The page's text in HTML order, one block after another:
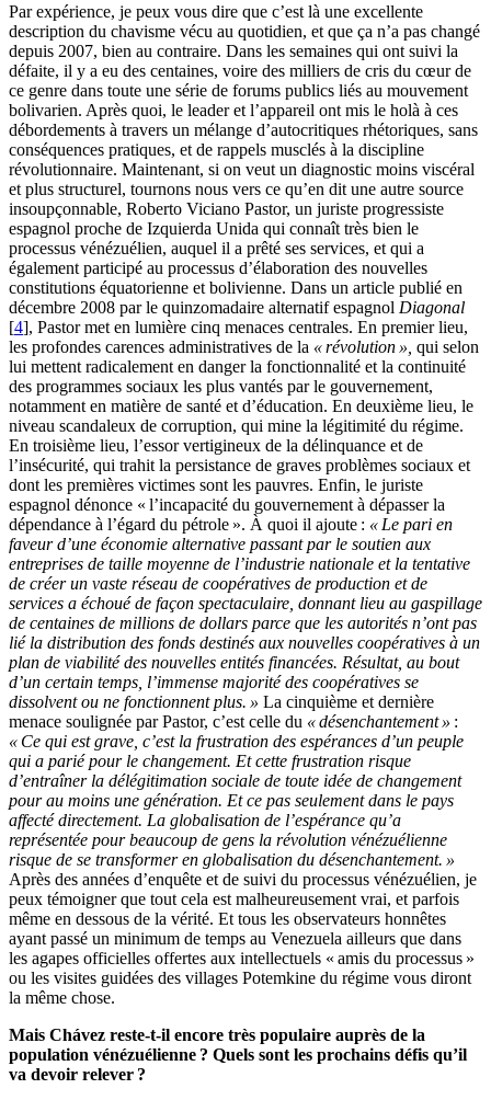
Par expérience, je peux vous dire que c’est là une excellente
description du chavisme vécu au quotidien, et que ça n’a pas changé
depuis 2007, bien au contraire. Dans les semaines qui ont suivi la
défaite, il y a eu des centaines, voire des milliers de cris du cœur de
ce genre dans toute une série de forums publics liés au mouvement
bolivarien. Après quoi, le leader et l’appareil ont mis le holà à ces
débordements à travers un mélange d’autocritiques rhétoriques, sans
conséquences pratiques, et de rappels musclés à la discipline
révolutionnaire. Maintenant, si on veut un diagnostic moins viscéral
et plus structurel, tournons nous vers ce qu’en dit une autre source
insoupçonnable, Roberto Viciano Pastor, un juriste progressiste
espagnol proche de Izquierda Unida qui connaît très bien le
processus vénézuélien, auquel il a prêté ses services, et qui a
également participé au processus d’élaboration des nouvelles
constitutions équatorienne et bolivienne. Dans un article publié en
décembre 2008 par le quinzomadaire alternatif espagnol Diagonal
[4], Pastor met en lumière cinq menaces centrales. En premier lieu,
les profondes carences administratives de la « révolution », qui selon
lui mettent radicalement en danger la fonctionnalité et la continuité
des programmes sociaux les plus vantés par le gouvernement,
notamment en matière de santé et d’éducation. En deuxième lieu, le
niveau scandaleux de corruption, qui mine la légitimité du régime.
En troisième lieu, l’essor vertigineux de la délinquance et de
l’insécurité, qui trahit la persistance de graves problèmes sociaux et
dont les premières victimes sont les pauvres. Enfin, le juriste
espagnol dénonce « l’incapacité du gouvernement à dépasser la
dépendance à l’égard du pétrole ». À quoi il ajoute : « Le pari en
faveur d’une économie alternative passant par le soutien aux
entreprises de taille moyenne de l’industrie nationale et la tentative
de créer un vaste réseau de coopératives de production et de
services a échoué de façon spectaculaire, donnant lieu au gaspillage
de centaines de millions de dollars parce que les autorités n’ont pas
lié la distribution des fonds destinés aux nouvelles coopératives à un
plan de viabilité des nouvelles entités financées. Résultat, au bout
d’un certain temps, l’immense majorité des coopératives se
dissolvent ou ne fonctionnent plus. » La cinquième et dernière
menace soulignée par Pastor, c’est celle du « désenchantement » :
« Ce qui est grave, c’est la frustration des espérances d’un peuple
qui a parié pour le changement. Et cette frustration risque
d’entraîner la délégitimation sociale de toute idée de changement
pour au moins une génération. Et ce pas seulement dans le pays
affecté directement. La globalisation de l’espérance qu’a
représentée pour beaucoup de gens la révolution vénézuélienne
risque de se transformer en globalisation du désenchantement. »
Après des années d’enquête et de suivi du processus vénézuélien, je
peux témoigner que tout cela est malheureusement vrai, et parfois
même en dessous de la vérité. Et tous les observateurs honnêtes
ayant passé un minimum de temps au Venezuela ailleurs que dans
les agapes officielles offertes aux intellectuels « amis du processus »
ou les visites guidées des villages Potemkine du régime vous diront
la même chose.
Mais Chávez reste-t-il encore très populaire auprès de la
population vénézuélienne ? Quels sont les prochains défis qu’il
va devoir relever ?